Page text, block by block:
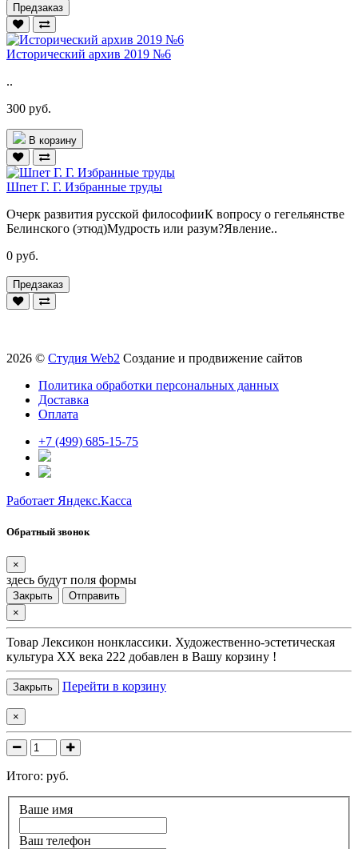
Предзаказ
Исторический архив 2019 №6
..
300 руб.
В корзину
Шпет Г. Г. Избранные труды
Очерк развития русской философииК вопросу о гегельянстве
Белинского (этюд)Мудрость или разум?Явление..
0 руб.
Предзаказ
2026 © Студия Web2 Создание и продвижение сайтов
Политика обработки персональных данных
Доставка
Оплата
+7 (499) 685-15-75
Работает Яндекс.Касса
Обратный звонок
×
здесь будут поля формы
Закрыть
Отправить
×
Товар Лексикон нонклассики. Художественно-эстетическая
культура XX века 222 добавлен в Вашу корзину !
Закрыть Перейти в корзину
×
Итого: руб.
Ваше имя
Ваш телефон